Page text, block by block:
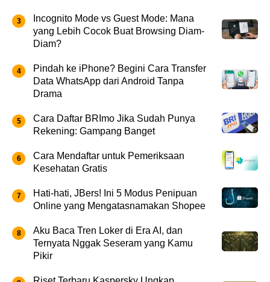
Incognito Mode vs Guest Mode: Mana
yang Lebih Cocok Buat Browsing Diam-
Diam?
Pindah ke iPhone? Begini Cara Transfer
Data WhatsApp dari Android Tanpa
Drama
Cara Daftar BRImo Jika Sudah Punya
Rekening: Gampang Banget
Cara Mendaftar untuk Pemeriksaan
Kesehatan Gratis
Hati-hati, JBers! Ini 5 Modus Penipuan
Online yang Mengatasnamakan Shopee
Aku Baca Tren Loker di Era AI, dan
Ternyata Nggak Seseram yang Kamu
Pikir